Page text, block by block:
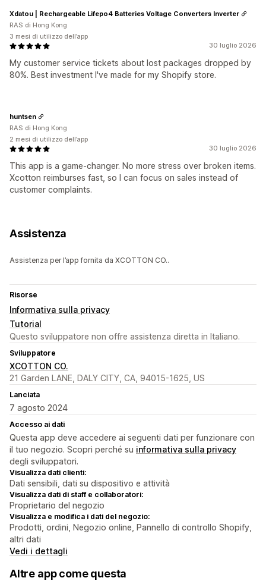
30 luglio 2026
My customer service tickets about lost packages dropped by
80%. Best investment I've made for my Shopify store.
Xdatou | Rechargeable Lifepo4 Batteries Voltage Converters Inverter
RAS di Hong Kong
3 mesi di utilizzo dell’app
30 luglio 2026
This app is a game-changer. No more stress over broken items.
Xcotton reimburses fast, so I can focus on sales instead of
customer complaints.
huntsen
RAS di Hong Kong
2 mesi di utilizzo dell’app
Assistenza
Assistenza per l’app fornita da XCOTTON CO..
Risorse
Informativa sulla privacy
Tutorial
Questo sviluppatore non offre assistenza diretta in Italiano.
Sviluppatore
XCOTTON CO.
21 Garden LANE, DALY CITY, CA, 94015-1625, US
Lanciata
7 agosto 2024
Accesso ai dati
Questa app deve accedere ai seguenti dati per funzionare con
il tuo negozio. Scopri perché su informativa sulla privacy
degli sviluppatori.
Visualizza dati clienti:
Dati sensibili, dati su dispositivo e attività
Visualizza dati di staff e collaboratori:
Proprietario del negozio
Visualizza e modifica i dati del negozio:
Prodotti, ordini, Negozio online, Pannello di controllo Shopify,
altri dati
Vedi i dettagli
Altre app come questa